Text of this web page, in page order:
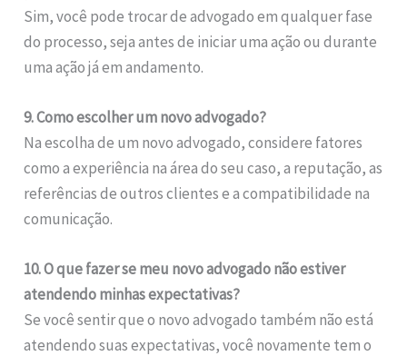
Sim, você pode trocar de advogado em qualquer fase
do processo, seja antes de iniciar uma ação ou durante
uma ação já em andamento.
9. Como escolher um novo advogado?
Na escolha de um novo advogado, considere fatores
como a experiência na área do seu caso, a reputação, as
referências de outros clientes e a compatibilidade na
comunicação.
10. O que fazer se meu novo advogado não estiver
atendendo minhas expectativas?
Se você sentir que o novo advogado também não está
atendendo suas expectativas, você novamente tem o